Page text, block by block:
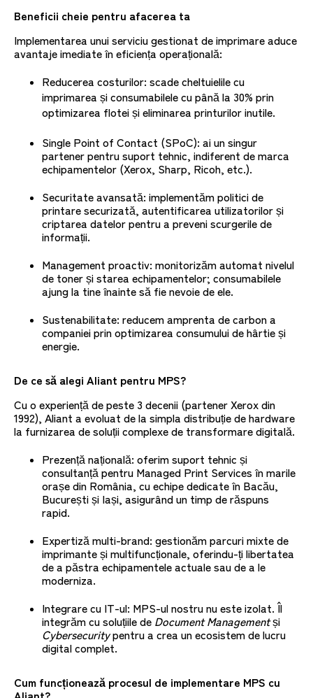
Beneficii cheie pentru afacerea ta
Implementarea unui serviciu gestionat de imprimare aduce
avantaje imediate în eficiența operațională:
Reducerea costurilor: scade cheltuielile cu
imprimarea și consumabilele cu până la 30% prin
optimizarea flotei și eliminarea printurilor inutile.
Single Point of Contact (SPoC): ai un singur
partener pentru suport tehnic, indiferent de marca
echipamentelor (Xerox, Sharp, Ricoh, etc.).
Securitate avansată: implementăm politici de
printare securizată, autentificarea utilizatorilor și
criptarea datelor pentru a preveni scurgerile de
informații.
Management proactiv: monitorizăm automat nivelul
de toner și starea echipamentelor; consumabilele
ajung la tine înainte să fie nevoie de ele.
Sustenabilitate: reducem amprenta de carbon a
companiei prin optimizarea consumului de hârtie și
energie.
De ce să alegi Aliant pentru MPS?
Cu o experiență de peste 3 decenii (partener Xerox din
1992), Aliant a evoluat de la simpla distribuție de hardware
la furnizarea de soluții complexe de transformare digitală.
Prezență națională: oferim suport tehnic și
consultanță pentru Managed Print Services în marile
orașe din România, cu echipe dedicate în Bacău,
București și Iași, asigurând un timp de răspuns
rapid.
Expertiză multi-brand: gestionăm parcuri mixte de
imprimante și multifuncționale, oferindu-ți libertatea
de a păstra echipamentele actuale sau de a le
moderniza.
Integrare cu IT-ul: MPS-ul nostru nu este izolat. Îl
integrăm cu soluțiile de Document Managementși
Cybersecuritypentru a crea un ecosistem de lucru
digital complet.
Cum funcționează procesul de implementare MPS cu